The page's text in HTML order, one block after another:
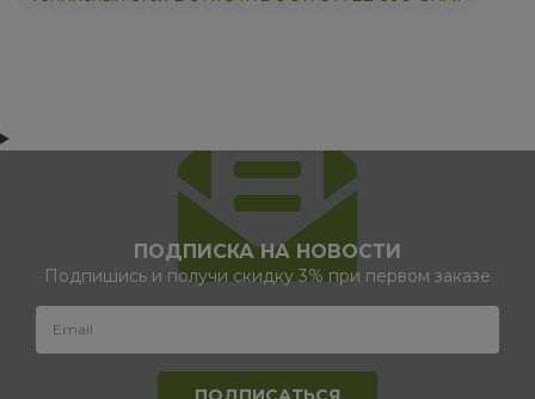
ПОДПИСКА НА НОВОСТИ
Подпишись и получи скидку 3% при первом заказе